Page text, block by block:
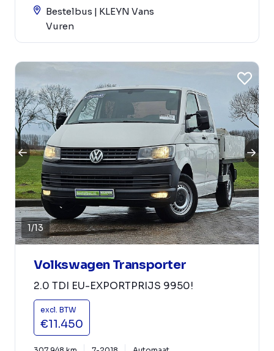
Bestelbus | KLEYN Vans
Vuren
1/13
Volkswagen Transporter
2.0 TDI EU-EXPORTPRIJS 9950!
excl. BTW
€11.450